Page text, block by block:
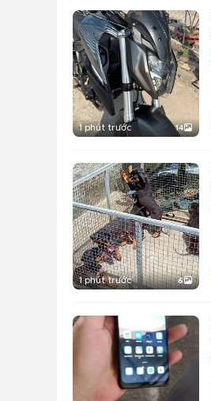
1 phút trước 14
1 phút trước 6